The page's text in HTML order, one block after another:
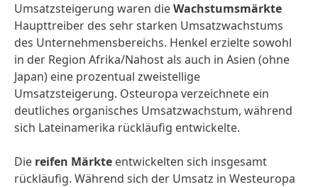
Umsatzsteigerung waren dieWachstumsmärkte
Haupttreiber des sehr starken Umsatzwachstums
des Unternehmensbereichs. Henkel erzielte sowohl
in der Region Afrika/Nahost als auch in Asien (ohne
Japan) eine prozentual zweistellige
Umsatzsteigerung. Osteuropa verzeichnete ein
deutliches organisches Umsatzwachstum, während
sich Lateinamerika rückläufig entwickelte.
Die reifen Märkte entwickelten sich insgesamt
rückläufig. Während sich der Umsatz in Westeuropa